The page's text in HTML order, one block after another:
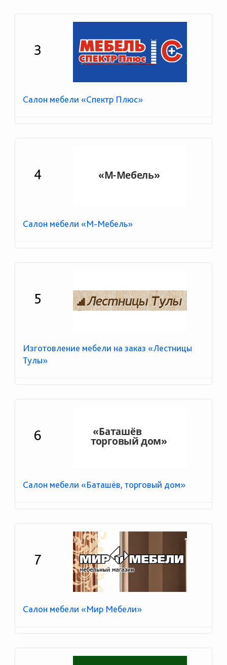
3
Салон мебели «Спектр Плюс»
4
Салон мебели «М-Мебель»
5
Изготовление мебели на заказ «Лестницы
Тулы»
6
Салон мебели «Баташёв, торговый дом»
7
Салон мебели «Мир Мебели»